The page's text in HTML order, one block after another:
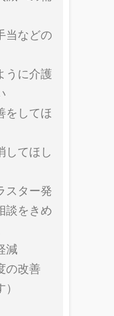
当などの
うに介護
してほ
てほし
スター発
談をきめ
減
の改善